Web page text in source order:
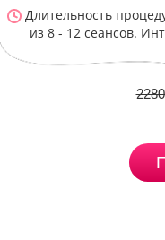
Длительность
из 8 - 12 сеансов.